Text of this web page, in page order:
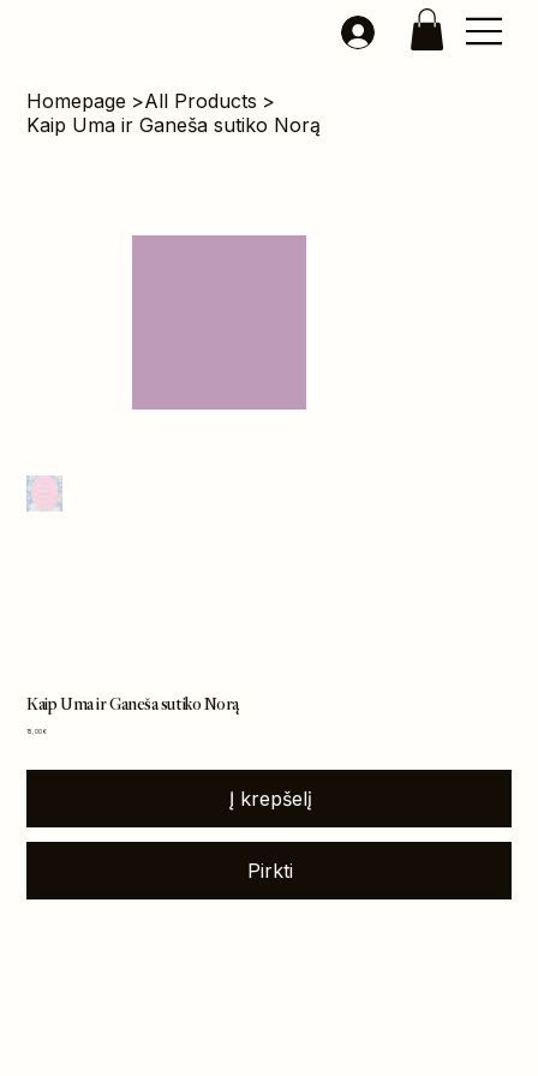
Homepage >All Products >
Kaip Uma ir Ganeša sutiko Norą
Kaip Uma ir Ganeša sutiko Norą
Kaina
15,00 €
Į krepšelį
Pirkti